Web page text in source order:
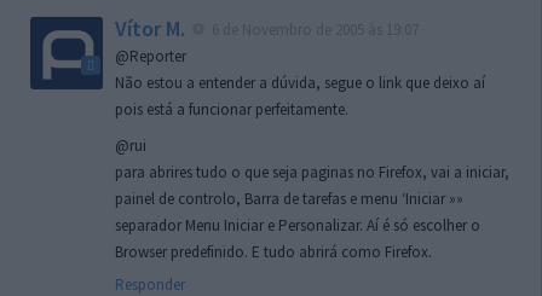
Vítor M.
@Reporter
Não estou a entender a dúvida, segue o link que deixo aí
pois está a funcionar perfeitamente.
@rui
para abrires tudo o que seja paginas no Firefox, vai a iniciar,
painel de controlo, Barra de tarefas e menu ‘Iniciar »»
separador Menu Iniciar e Personalizar. Aí é só escolher o
Browser predefinido. E tudo abrirá como Firefox.
Responder